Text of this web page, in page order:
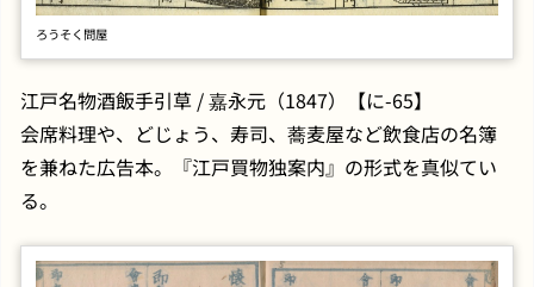
ろうそく問屋
江戸名物酒飯手引草 / 嘉永元（1847）【に-65】
会席料理や、どじょう、寿司、蕎麦屋など飲食店の名簿
を兼ねた広告本。『江戸買物独案内』の形式を真似てい
る。